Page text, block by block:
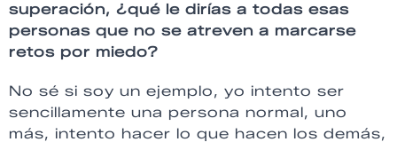
superación, ¿qué le dirías a todas esas
personas que no se atreven a marcarse
retos por miedo?
No sé si soy un ejemplo, yo intento ser
sencillamente una persona normal, uno
más, intento hacer lo que hacen los demás,